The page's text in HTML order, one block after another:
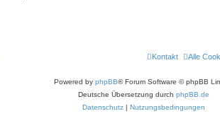
Alle
Kontakt
Powered by phpBB® Forum Software © phpBB
Deutsche Übersetzung durch phpBB.de
Datenschutz | Nutzungsbedingungen